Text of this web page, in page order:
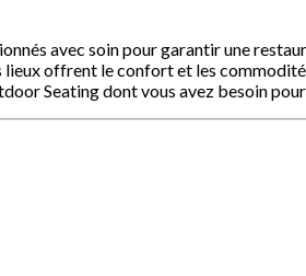
avec soin pour garantir une
offrent le confort et les
Seating dont vous avez besoin